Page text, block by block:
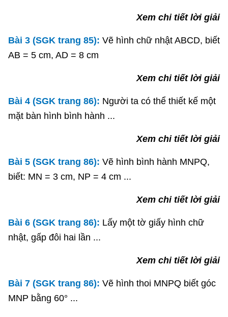
Xem chi tiết lời giải
Bài 3 (SGK trang 85): Vẽ hình chữ nhật ABCD, biết
AB = 5 cm, AD = 8 cm
Xem chi tiết lời giải
Bài 4 (SGK trang 86): Người ta có thể thiết kế một
mặt bàn hình bình hành ...
Xem chi tiết lời giải
Bài 5 (SGK trang 86): Vẽ hình bình hành MNPQ,
biết: MN = 3 cm, NP = 4 cm ...
Xem chi tiết lời giải
Bài 6 (SGK trang 86): Lấy một tờ giấy hình chữ
nhật, gấp đôi hai lần ...
Xem chi tiết lời giải
Bài 7 (SGK trang 86): Vẽ hình thoi MNPQ biết góc
MNP bằng 60° ...